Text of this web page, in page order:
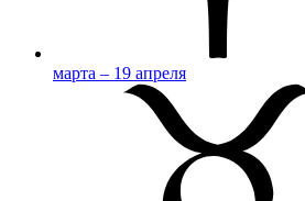
марта – 19 апреля